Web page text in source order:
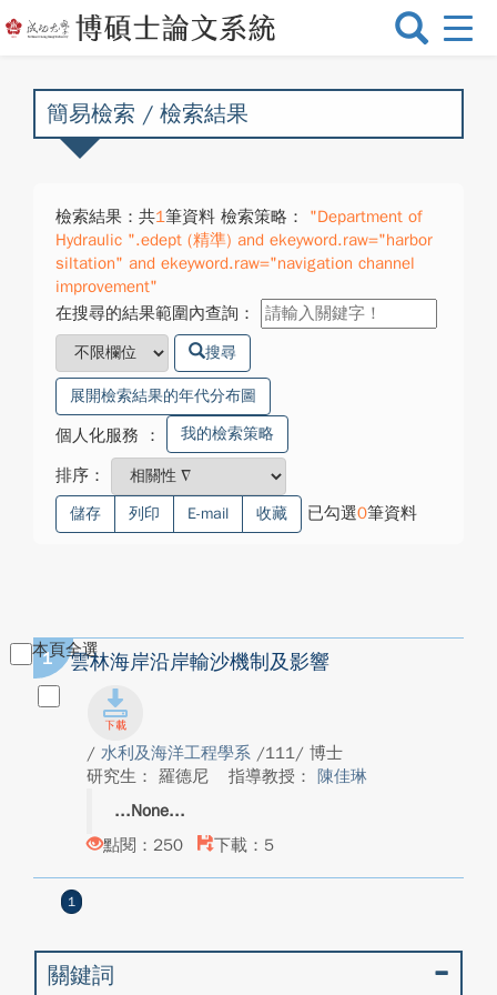
選
換
簡易檢索 / 檢索結果
檢索結果：共1筆資料 檢索策略：
"Department of
Hydraulic ".edept (精準) and ekeyword.raw="harbor
siltation" and ekeyword.raw="navigation channel
improvement"
在搜尋的結果範圍內查詢：
搜尋
展開檢索結果的年代分布圖
個人化服務 ： 我的檢索策略
排序：
儲存 列印 E-mail 收藏 已勾選0筆資料
本頁全選
1 雲林海岸沿岸輸沙機制及影響
/ 水利及海洋工程學系 /111/ 博士
研究生： 羅德尼
指導教授： 陳佳琳
None
點閱：250
下載：5
1
關鍵詞